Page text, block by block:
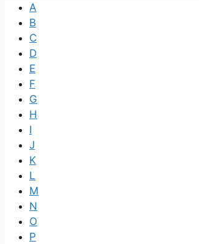
A
B
C
D
E
F
G
H
I
J
K
L
M
N
O
P